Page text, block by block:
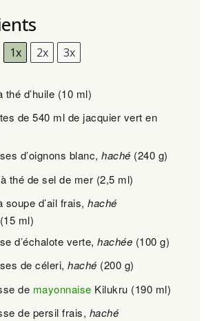
1x 2x 3x
thé d’huile (10 ml)
de 540 ml de jacquier vert en
d’oignons blanc,haché (240 g)
thé de sel de mer (2,5 ml)
soupe d’ail frais,haché
15 ml)
d’échalote verte,hachée (100 g)
de céleri,haché (200 g)
de mayonnaise Kilukru (190 ml)
de persil frais, haché